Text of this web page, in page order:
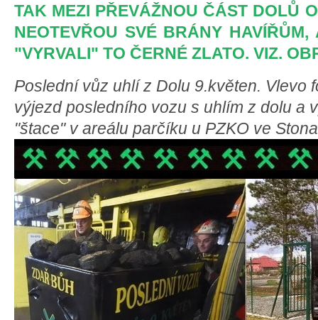
TAK MEZI PŘEVÁŽNOU ČÁST DOLŮ
NEOTEVŘOU SVÉ BRÁNY
"VYRVALI" TO ČERNÉ ZLATO. VIZ.
Poslední vůz uhlí z Dolu 9.květen. Vlevo
výjezd posledního vozu s uhlím z dolu a
"štace" v areálu parčíku u PZKO ve